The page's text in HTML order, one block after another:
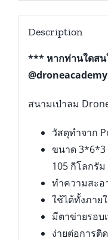
Description
*** หากท่านใดสน
สนามเป่าลม
วัสดุทำจาก
ขนาด 3*6*3
105 กิโลกรัม
ทำความสะอ
ใช้ได้ทั้งภาย
มีตาข่ายรอบ
ง่ายต่อการติ